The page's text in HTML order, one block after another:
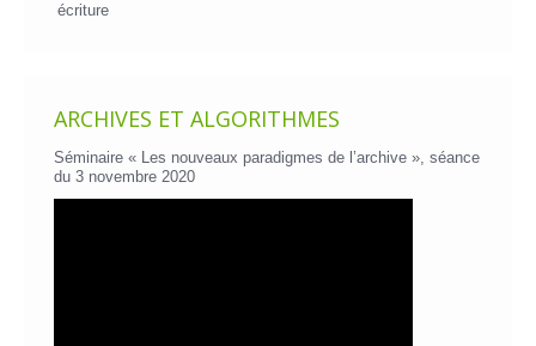
écriture
ARCHIVES ET ALGORITHMES
Séminaire « Les nouveaux paradigmes de l’archive », séance
du 3 novembre 2020